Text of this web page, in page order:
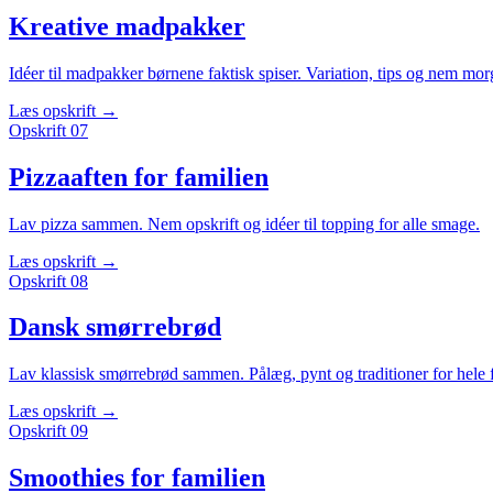
Kreative madpakker
Idéer til madpakker børnene faktisk spiser. Variation, tips og nem
Læs opskrift →
Opskrift 07
Pizzaaften for familien
Lav pizza sammen. Nem opskrift og idéer til topping for alle smage.
Læs opskrift →
Opskrift 08
Dansk smørrebrød
Lav klassisk smørrebrød sammen. Pålæg, pynt og traditioner for hele
Læs opskrift →
Opskrift 09
Smoothies for familien